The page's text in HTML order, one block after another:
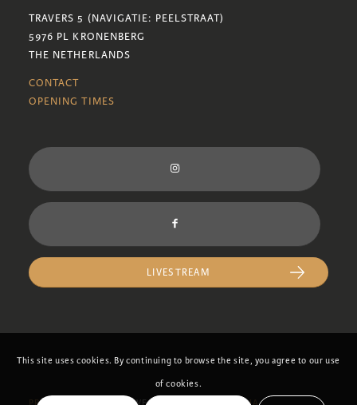
TRAVERS 5 (NAVIGATIE: PEELSTRAAT)
5976 PL KRONENBERG
THE NETHERLANDS
CONTACT
OPENING TIMES
LIVESTREAM
PRIVACYSTATEMENT – WEBSITE BY BONSAI MEDIA
This site uses cookies. By continuing to browse the site, you agree to our use
of cookies.